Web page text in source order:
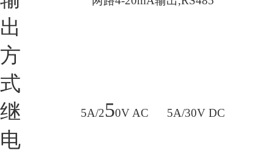
出
方
式
继
电
5A/250V AC 5A/30V DC